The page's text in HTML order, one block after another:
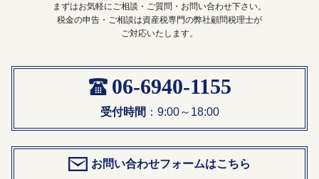
まずはお気軽にご相談・ご質問・お問い合わせ下さい。
税金の申告・ご相談は資産税専門の弊社顧問税理士が
ご対応いたします。
06-6940-1155
受付時間 ：9:00～18:00
お問い合わせフォームはこちら